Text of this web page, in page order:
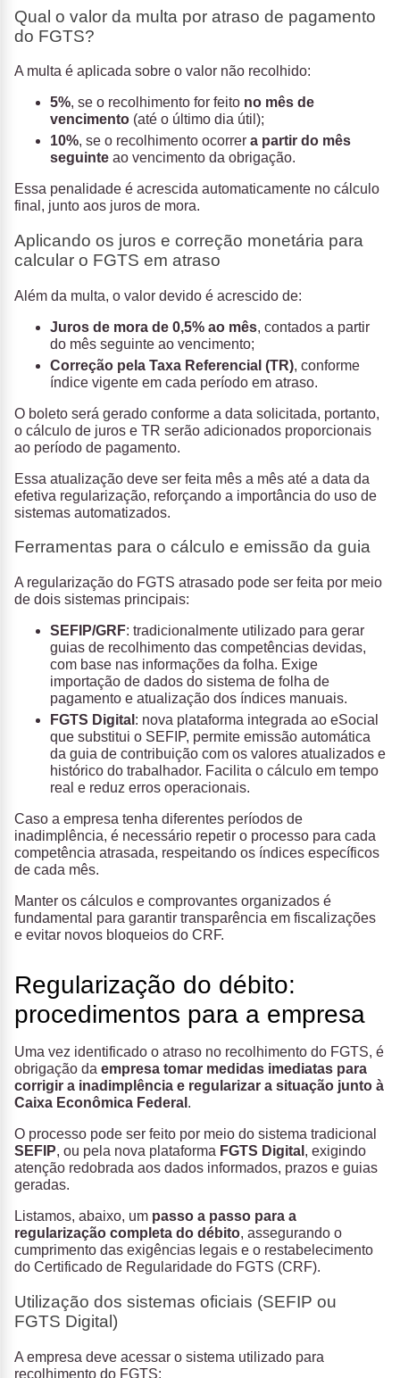
Qual o valor da multa por atraso de pagamento
do FGTS?
A multa é aplicada sobre o valor não recolhido:
5%, se o recolhimento for feito no mês de
vencimento (até o último dia útil);
10%, se o recolhimento ocorrer a partir do mês
seguinte ao vencimento da obrigação.
Essa penalidade é acrescida automaticamente no cálculo
final, junto aos juros de mora.
Aplicando os juros e correção monetária para
calcular o FGTS em atraso
Além da multa, o valor devido é acrescido de:
Juros de mora de 0,5% ao mês, contados a partir
do mês seguinte ao vencimento;
Correção pela Taxa Referencial (TR), conforme
índice vigente em cada período em atraso.
O boleto será gerado conforme a data solicitada, portanto,
o cálculo de juros e TR serão adicionados proporcionais
ao período de pagamento.
Essa atualização deve ser feita mês a mês até a data da
efetiva regularização, reforçando a importância do uso de
sistemas automatizados.
Ferramentas para o cálculo e emissão da guia
A regularização do FGTS atrasado pode ser feita por meio
de dois sistemas principais:
SEFIP/GRF: tradicionalmente utilizado para gerar
guias de recolhimento das competências devidas,
com base nas informações da folha. Exige
importação de dados do sistema de folha de
pagamento e atualização dos índices manuais.
FGTS Digital : nova plataforma integrada ao eSocial
que substitui o SEFIP, permite emissão automática
da guia de contribuição com os valores atualizados e
histórico do trabalhador. Facilita o cálculo em tempo
real e reduz erros operacionais.
Caso a empresa tenha diferentes períodos de
inadimplência, é necessário repetir o processo para cada
competência atrasada, respeitando os índices específicos
de cada mês.
Manter os cálculos e comprovantes organizados é
fundamental para garantir transparência em fiscalizações
e evitar novos bloqueios do CRF.
Regularização do débito:
procedimentos para a empresa
Uma vez identificado o atraso no recolhimento do FGTS, é
obrigação da empresa tomar medidas imediatas para
corrigir a inadimplência e regularizar a situação junto à
Caixa Econômica Federal .
O processo pode ser feito por meio do sistema tradicional
SEFIP, ou pela nova plataforma FGTS Digital , exigindo
atenção redobrada aos dados informados, prazos e guias
geradas.
Listamos, abaixo, um passo a passo para a
regularização completa do débito, assegurando o
cumprimento das exigências legais e o restabelecimento
do Certificado de Regularidade do FGTS (CRF).
Utilização dos sistemas oficiais (SEFIP ou
FGTS Digital)
A empresa deve acessar o sistema utilizado para
recolhimento do FGTS: